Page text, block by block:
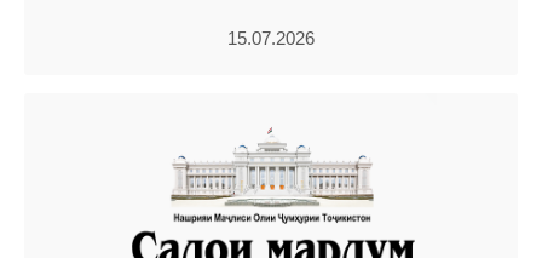
15.07.2026